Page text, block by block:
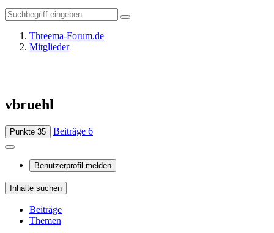
Threema-Forum.de
Mitglieder
vbruehl
Punkte 35 Beiträge 6
Benutzerprofil melden
Inhalte suchen
Beiträge
Themen